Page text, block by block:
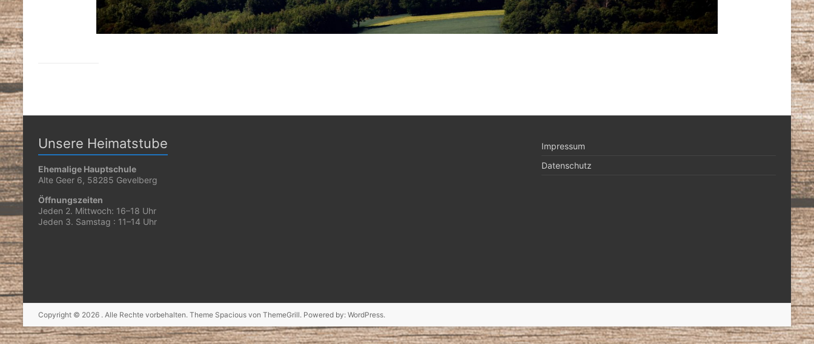
Unsere Heimatstube
Ehemalige Hauptschule
Alte Geer 6, 58285 Gevelberg
Öffnungszeiten
Jeden 2. Mittwoch: 16–18 Uhr
Jeden 3. Samstag : 11–14 Uhr
Impressum
Datenschutz
Copyright © 2026 . Alle Rechte vorbehalten. Theme Spacious von ThemeGrill. Powered by: WordPress.